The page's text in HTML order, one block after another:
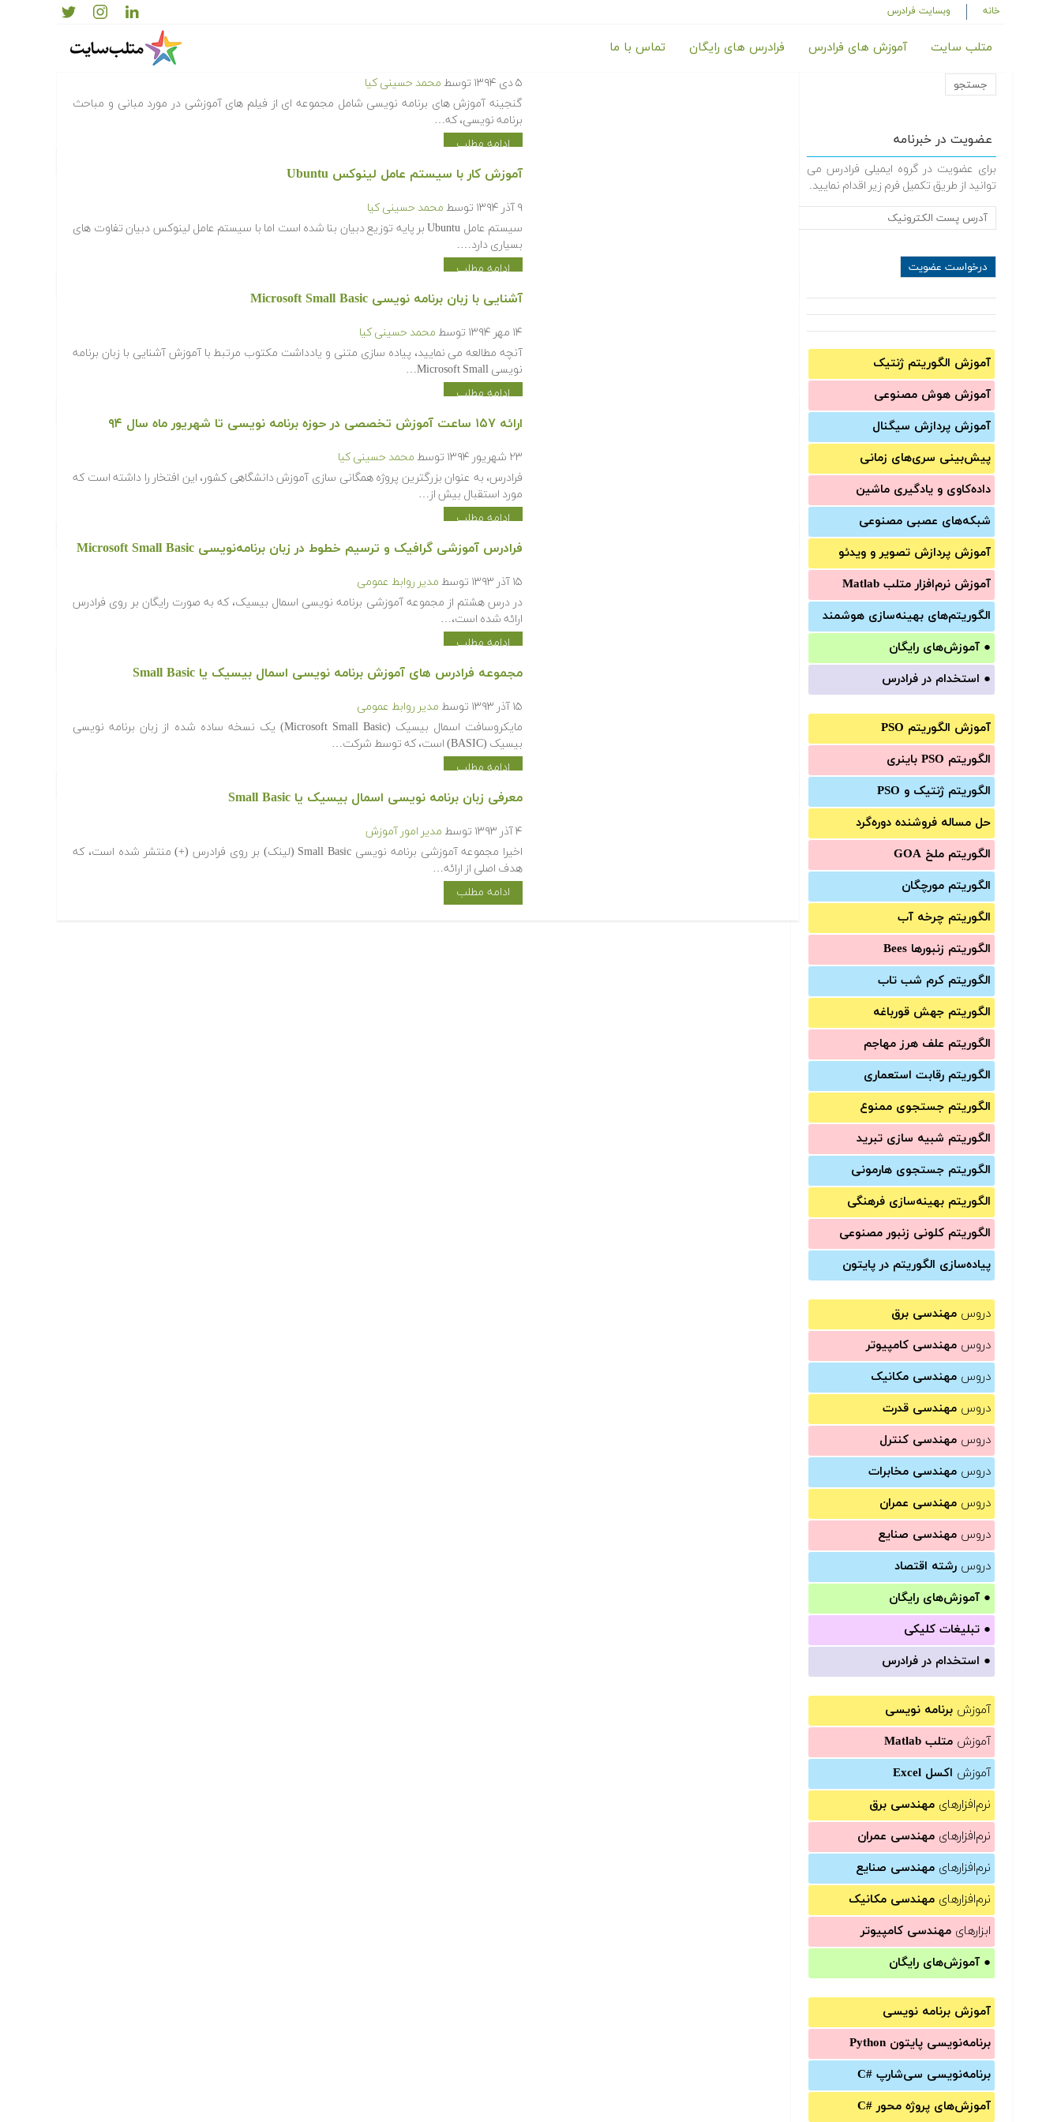
خانه وبسایت فرادرس
متلب سایت آموزش های فرادرس فرادرس های رایگان تماس با ما
عضویت در خبرنامه
برای عضویت در گروه ایمیلی فرادرس می
توانید از طریق تکمیل فرم زیر اقدام نمایید.
آموزش الگوریتم ژنتیک
آموزش‌ هوش مصنوعی
آموزش‌ پردازش سیگنال
پیش‌‌بینی سری‌‌های زمانی
داده‌کاوی و یادگیری ماشین
شبکه‌های عصبی مصنوعی
آموزش‌ پردازش تصویر و ویدئو
آموزش‌ نرم‌افزار متلب Matlab
الگوریتم‌های بهینه‌سازی هوشمند
● آموزش‌های رایگان
● استخدام در فرادرس
آموزش الگوریتم PSO
الگوریتم PSO باینری
الگوریتم ژنتیک و PSO
حل مساله فروشنده دوره‌گرد
الگوریتم ملخ GOA
الگوریتم مورچگان
الگوریتم چرخه آب
الگوریتم زنبورها Bees
الگوریتم کرم شب تاب
الگوریتم جهش قورباغه
الگوریتم علف هرز مهاجم
الگوریتم رقابت استعماری
الگوریتم جستجوی ممنوع
الگوریتم شبیه سازی تبرید
الگوریتم جستجوی هارمونی
الگوریتم بهینه‌سازی فرهنگی
الگوریتم کلونی زنبور مصنوعی
پیاده‌سازی الگوریتم در پایتون
دروس مهندسی برق
دروس مهندسی کامپیوتر
دروس مهندسی مکانیک
دروس مهندسی قدرت
دروس مهندسی کنترل
دروس مهندسی مخابرات
دروس مهندسی عمران
دروس مهندسی صنایع
دروس رشته اقتصاد
● آموزش‌های رایگان
● تبلیغات کلیکی
● استخدام در فرادرس
آموزش برنامه نویسی
آموزش متلب Matlab
آموزش اکسل Excel
نرم‌افزارهای مهندسی برق
نرم‌افزارهای مهندسی عمران
نرم‌افزارهای مهندسی صنایع
نرم‌افزارهای مهندسی مکانیک
ابزارهای مهندسی کامپیوتر
● آموزش‌های رایگان
آموزش برنامه نویسی
برنامه‌نویسی پایتون Python
برنامه‌‌نویسی سی‌شارپ C#‎
آموزش‌های پروژه محور #C
۵ دی ۱۳۹۴ توسط محمد حسینی کیا
گنجینه آموزش های برنامه نویسی شامل مجموعه ای از فیلم های آموزشی در مورد مبانی و مباحث
برنامه نویسی، که…
ادامه مطلب
آموزش کار با سیستم عامل لینوکس Ubuntu
۹ آذر ۱۳۹۴ توسط محمد حسینی کیا
سیستم عامل Ubuntu بر پایه توزیع دبیان بنا شده است اما با سیستم عامل لینوکس دبیان تفاوت های
بسیاری دارد….
ادامه مطلب
آشنایی با زبان برنامه نویسی Microsoft Small Basic
۱۴ مهر ۱۳۹۴ توسط محمد حسینی کیا
آنچه مطالعه می نمایید، پیاده سازی متنی و یادداشت مکتوب مرتبط با آموزش آشنایی با زبان برنامه
نویسی Microsoft Small…
ادامه مطلب
ارائه ۱۵۷ ساعت آموزش تخصصی در حوزه برنامه نویسی تا شهریور ماه سال ۹۴
۲۳ شهریور ۱۳۹۴ توسط محمد حسینی کیا
فرادرس، به عنوان بزرگترین پروژه همگانی سازی آموزش دانشگاهی کشور، این افتخار را داشته است که
مورد استقبال بیش از…
ادامه مطلب
فرادرس آموزشی گرافیک و ترسیم خطوط در زبان برنامه‌نویسی Microsoft Small Basic
۱۵ آذر ۱۳۹۳ توسط مدیر روابط عمومی
در درس هشتم از مجموعه آموزشی برنامه نویسی اسمال بیسیک، که به صورت رایگان بر روی فرادرس
ارائه شده است،…
ادامه مطلب
مجموعه فرادرس های آموزش برنامه نویسی اسمال بیسیک یا Small Basic
۱۵ آذر ۱۳۹۳ توسط مدیر روابط عمومی
مایکروسافت اسمال بیسیک (Microsoft Small Basic) یک نسخه ساده شده از زبان برنامه نویسی
بیسیک (BASIC) است، که توسط شرکت…
ادامه مطلب
معرفی زبان برنامه نویسی اسمال بیسیک یا Small Basic
۴ آذر ۱۳۹۳ توسط مدیر امور آموزش
اخیرا مجموعه آموزشی برنامه نویسی Small Basic (لینک) بر روی فرادرس (+) منتشر شده است، که
هدف اصلی از ارائه…
ادامه مطلب